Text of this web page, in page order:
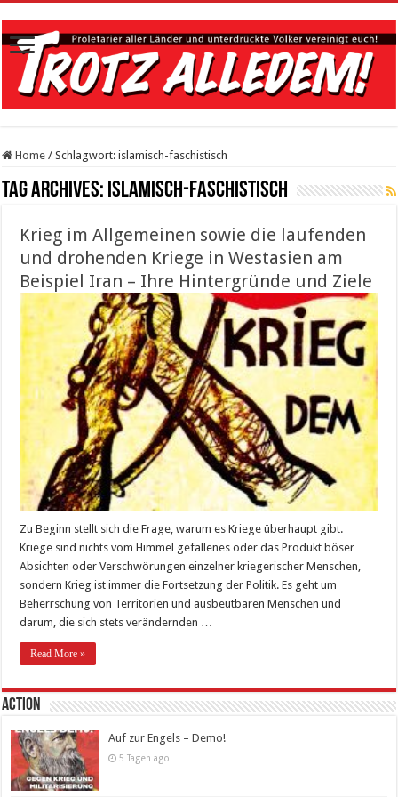
Home / Schlagwort:islamisch-faschistisch
Tag Archives: islamisch-faschistisch
Krieg im Allgemeinen sowie die laufenden
und drohenden Kriege in Westasien am
Beispiel Iran – Ihre Hintergründe und Ziele
Zu Beginn stellt sich die Frage, warum es Kriege überhaupt gibt.
Kriege sind nichts vom Himmel gefallenes oder das Produkt böser
Absichten oder Verschwörungen einzelner kriegerischer Menschen,
sondern Krieg ist immer die Fortsetzung der Politik. Es geht um
Beherrschung von Territorien und ausbeutbaren Menschen und
darum, die sich stets verändernden …
Read More »
Action
Auf zur Engels – Demo!
5 Tagen ago